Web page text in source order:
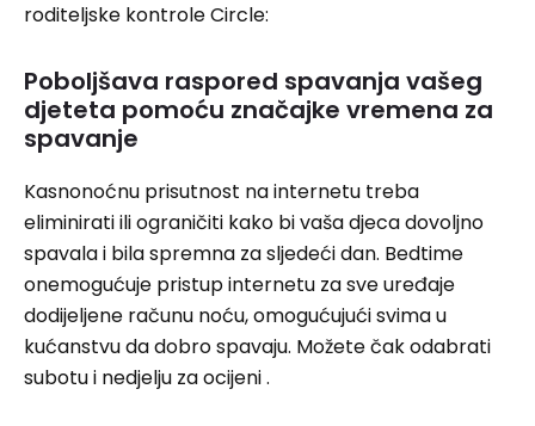
roditeljske kontrole Circle:
Poboljšava raspored spavanja vašeg
djeteta pomoću značajke vremena za
spavanje
Kasnonoćnu prisutnost na internetu treba
eliminirati ili ograničiti kako bi vaša djeca dovoljno
spavala i bila spremna za sljedeći dan. Bedtime
onemogućuje pristup internetu za sve uređaje
dodijeljene računu noću, omogućujući svima u
kućanstvu da dobro spavaju. Možete čak odabrati
subotu i nedjelju za ocijeni .